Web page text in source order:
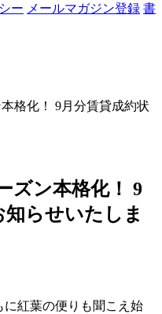
ー メールマガジン登録 書
格化！ 9月分賃貸成約状
ズン本格化！ 9
知らせいたしま
に紅葉の便りも聞こえ始